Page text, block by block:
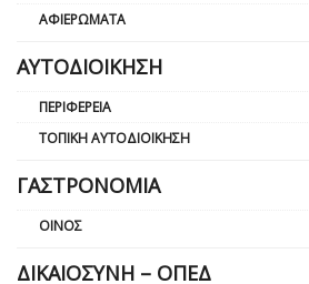
ΑΦΙΕΡΏΜΑΤΑ
ΑΥΤΟΔΙΟΊΚΗΣΗ
ΠΕΡΙΦΈΡΕΙΑ
ΤΟΠΙΚΉ ΑΥΤΟΔΙΟΊΚΗΣΗ
ΓΑΣΤΡΟΝΟΜΊΑ
ΟΊΝΟΣ
ΔΙΚΑΙΟΣΎΝΗ – ΟΠΕΔ